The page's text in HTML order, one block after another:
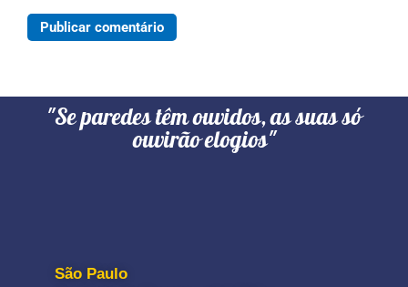
"Se paredes têm ouvidos, as suas só
ouvirão elogios"
São Paulo